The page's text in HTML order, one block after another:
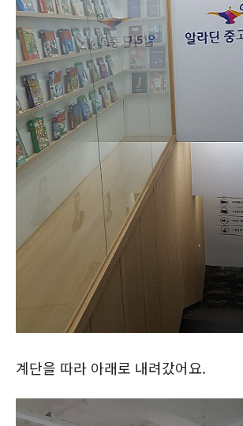
계단을 따라 아래로 내려갔어요.